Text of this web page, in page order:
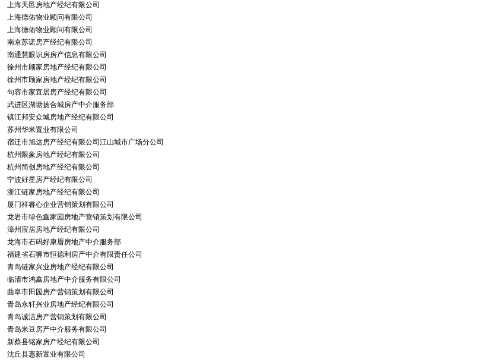
上海天邑房地产经纪有限公司
上海德佑物业顾问有限公司
上海德佑物业顾问有限公司
南京苏诺房产经纪有限公司
南通慧眼识房房产信息有限公司
徐州市顾家房地产经纪有限公司
徐州市顾家房地产经纪有限公司
句容市家宜居房产经纪有限公司
武进区湖塘扬合城房产中介服务部
镇江邦安众城房地产经纪有限公司
苏州华米置业有限公司
宿迁市旭达房产经纪有限公司江山城市广场分公司
杭州限象房地产经纪有限公司
杭州简创房地产经纪有限公司
宁波好星房产经纪有限公司
浙江链家房地产经纪有限公司
厦门祥睿心企业营销策划有限公司
龙岩市绿色鑫家园房地产营销策划有限公司
漳州宸居房地产经纪有限公司
龙海市石码好康厝房地产中介服务部
福建省石狮市恒德利房产中介有限责任公司
青岛链家兴业房地产经纪有限公司
临清市鸿鑫房地产中介服务有限公司
曲阜市田园房产营销策划有限公司
青岛永轩兴业房地产经纪有限公司
青岛诚洁房产营销策划有限公司
青岛米豆房产中介服务有限公司
新蔡县铭家房产经纪有限公司
沈丘县惠新置业有限公司